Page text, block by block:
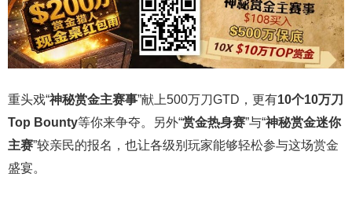
重头戏“神秘赏金主赛事”献上500万刀GTD，更有10个10万刀
Top Bounty等你来争夺。另外“赏金热身赛”与“神秘赏金迷你
主赛”较亲民的报名，也让各级别玩家能够轻松参与这场赏金
盛宴。